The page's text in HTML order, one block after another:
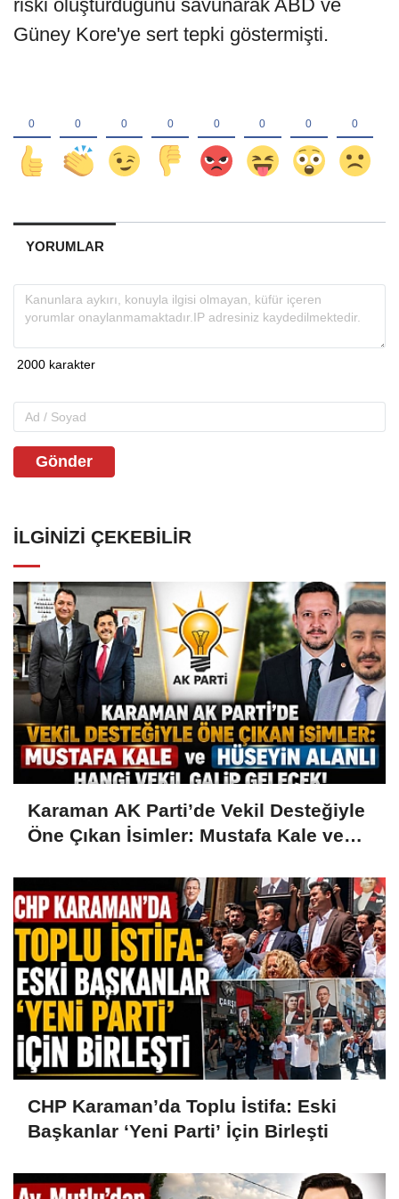
riski oluşturduğunu savunarak ABD ve
Güney Kore'ye sert tepki göstermişti.
YORUMLAR
Gönder
İLGINIZI ÇEKEBILIR
Karaman AK Parti’de Vekil Desteğiyle
Öne Çıkan İsimler: Mustafa Kale ve
CHP Karaman’da Toplu İstifa: Eski
Başkanlar ‘Yeni Parti’ İçin Birleşti